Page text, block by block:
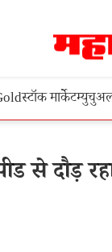
स्टॉक मार्केट
से दौड़